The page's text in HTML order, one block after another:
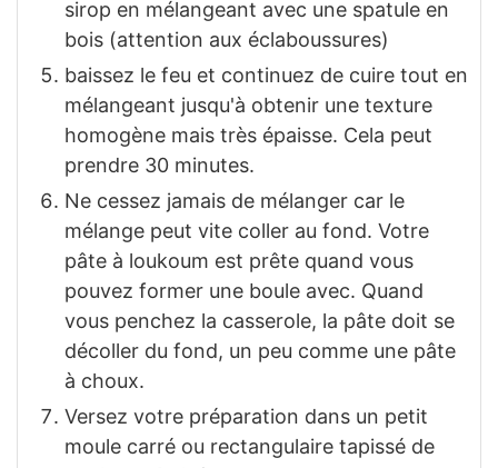
sirop en mélangeant avec une spatule en
bois (attention aux éclaboussures)
baissez le feu et continuez de cuire tout en
mélangeant jusqu'à obtenir une texture
homogène mais très épaisse. Cela peut
prendre 30 minutes.
Ne cessez jamais de mélanger car le
mélange peut vite coller au fond. Votre
pâte à loukoum est prête quand vous
pouvez former une boule avec. Quand
vous penchez la casserole, la pâte doit se
décoller du fond, un peu comme une pâte
à choux.
Versez votre préparation dans un petit
moule carré ou rectangulaire tapissé de